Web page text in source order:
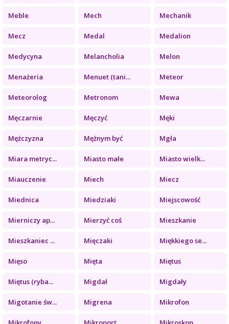
Meble Mech Mechanik
Mecz Medal Medalion
Medycyna Melancholia Melon
Menażeria Menuet (tani... Meteor
Meteorolog Metronom Mewa
Męczarnie Męczyć Męki
Mężczyzna Mężnym być Mgła
Miara metryc... Miasto małe Miasto wielk...
Miauczenie Miech Miecz
Miednica Miedziaki Miejscowość
Mierniczy ap... Mierzyć coś Mieszkanie
Mieszkaniec ... Mięczaki Miękkiego se...
Mięso Mięta Miętus
Miętus (ryba... Migdał Migdały
Migotanie św... Migrena Mikrofon